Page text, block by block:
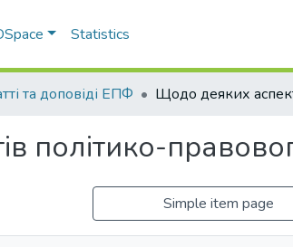
Statistics
та доповіді ЕПФ
політико-
Simple item page